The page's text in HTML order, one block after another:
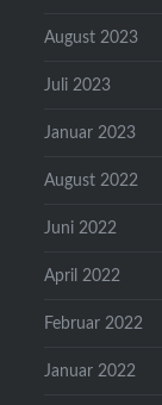
August 2023
Juli 2023
Januar 2023
August 2022
Juni 2022
April 2022
Februar 2022
Januar 2022